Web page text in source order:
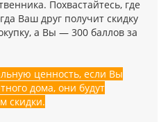
Похвастайтесь, где
Ваш друг получит скидку
а Вы — 300 баллов за
ценность, если Вы
дома, они будут
скидки.